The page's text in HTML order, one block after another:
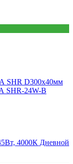
SHR D300x40мм
SHR-24W-B